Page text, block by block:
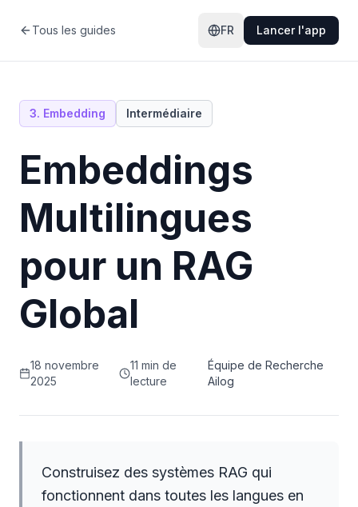
Tous les guides FR Lancer l'app
3. Embedding Intermédiaire
Embeddings
Multilingues
pour un RAG
Global
18 novembre
2025
11 min de
lecture
Équipe de Recherche
Ailog
Construisez des systèmes RAG qui
fonctionnent dans toutes les langues en